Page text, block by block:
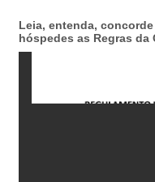
Leia, entenda,
hóspedes as Regras da